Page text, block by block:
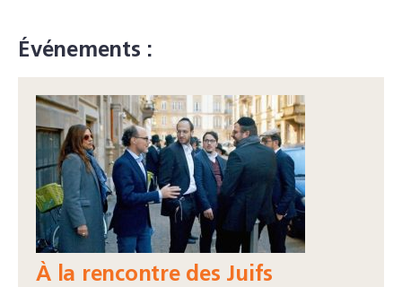
Événements :
À la rencontre des Juifs